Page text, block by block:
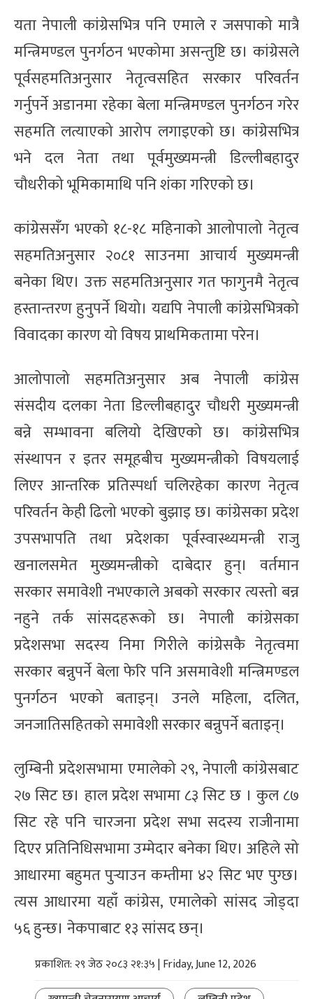
यता नेपाली कांग्रेसभित्र पनि एमाले र जसपाको मात्रै
मन्त्रिमण्डल पुनर्गठन भएकोमा असन्तुष्टि छ। कांग्रेसले
पूर्वसहमतिअनुसार नेतृत्वसहित सरकार परिवर्तन
गर्नुपर्ने अडानमा रहेका बेला मन्त्रिमण्डल पुनर्गठन गरेर
सहमति लत्याएको आरोप लगाइएको छ। कांग्रेसभित्र
भने दल नेता तथा पूर्वमुख्यमन्त्री डिल्लीबहादुर
चौधरीको भूमिकामाथि पनि शंका गरिएको छ।
कांग्रेससँग भएको १८-१८ महिनाको आलोपालो नेतृत्व
सहमतिअनुसार २०८१ साउनमा आचार्य मुख्यमन्त्री
बनेका थिए। उक्त सहमतिअनुसार गत फागुनमै नेतृत्व
हस्तान्तरण हुनुपर्ने थियो। यद्यपि नेपाली कांग्रेसभित्रको
विवादका कारण यो विषय प्राथमिकतामा परेन।
आलोपालो सहमतिअनुसार अब नेपाली कांग्रेस
संसदीय दलका नेता डिल्लीबहादुर चौधरी मुख्यमन्त्री
बन्ने सम्भावना बलियो देखिएको छ। कांग्रेसभित्र
संस्थापन र इतर समूहबीच मुख्यमन्त्रीको विषयलाई
लिएर आन्तरिक प्रतिस्पर्धा चलिरहेका कारण नेतृत्व
परिवर्तन केही ढिलो भएको बुझाइ छ। कांग्रेसका प्रदेश
उपसभापति तथा प्रदेशका पूर्वस्वास्थ्यमन्त्री राजु
खनालसमेत मुख्यमन्त्रीको दाबेदार हुन्। वर्तमान
सरकार समावेशी नभएकाले अबको सरकार त्यस्तो बन्न
नहुने तर्क सांसदहरूको छ। नेपाली कांग्रेसका
प्रदेशसभा सदस्य निमा गिरीले कांग्रेसकै नेतृत्वमा
सरकार बन्नुपर्ने बेला फेरि पनि असमावेशी मन्त्रिमण्डल
पुनर्गठन भएको बताइन्। उनले महिला, दलित,
जनजातिसहितको समावेशी सरकार बन्नुपर्ने बताइन्।
लुम्बिनी प्रदेशसभामा एमालेको २९, नेपाली कांग्रेसबाट
२७ सिट छ। हाल प्रदेश सभामा ८३ सिट छ । कुल ८७
सिट रहे पनि चारजना प्रदेश सभा सदस्य राजीनामा
दिएर प्रतिनिधिसभामा उम्मेदार बनेका थिए। अहिले सो
आधारमा बहुमत पुर्‍याउन कम्तीमा ४२ सिट भए पुग्छ।
त्यस आधारमा यहाँ कांग्रेस, एमालेको सांसद जोड्दा
५६ हुन्छ। नेकपाबाट १३ सांसद छन्।
प्रकाशित: २९ जेठ २०८३ २१:३५ | Friday, June 12, 2026